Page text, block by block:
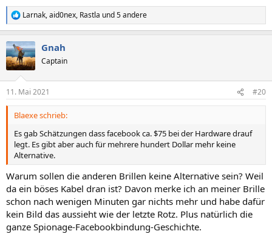
R
e
k
t
i
e
n
Larnak,aid0nex, Rastla und 5 andere
Gnah
Captain
11. Mai 2021 #20
Blaexe schrieb:
Es gab Schätzungen dass facebook ca. $75 bei der Hardware drauf
legt. Es gibt aber auch für mehrere hundert Dollar mehr keine
Alternative.
Warum sollen die anderen Brillen keine Alternative sein? Weil
da ein böses Kabel dran ist? Davon merke ich an meiner Brille
schon nach wenigen Minuten gar nichts mehr und habe dafür
kein Bild das aussieht wie der letzte Rotz. Plus natürlich die
ganze Spionage-Facebookbindung-Geschichte.